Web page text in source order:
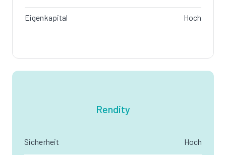
Eigenkapital Hoch
Rendity
Sicherheit Hoch